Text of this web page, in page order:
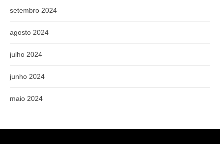
setembro 2024
agosto 2024
julho 2024
junho 2024
maio 2024